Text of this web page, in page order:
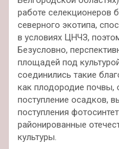
работе селекционеров
северного экотипа,
в условиях ЦНЧЗ,
Безусловно,
площадей под
соединились такие
как плодородие почвы,
поступление осадков,
поступления
районированные
культуры.